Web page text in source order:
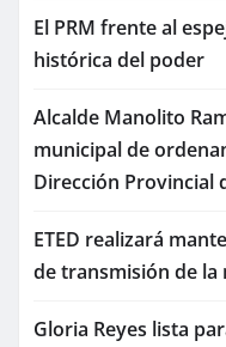
El PRM frente al
histórica del poder
Alcalde Manolito
municipal de
Dirección Provincial
ETED realizará
de transmisión de la
Gloria Reyes lista